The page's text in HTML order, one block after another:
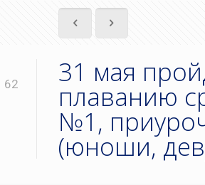
62 31 мая
плаванию
№1,
(юноши,